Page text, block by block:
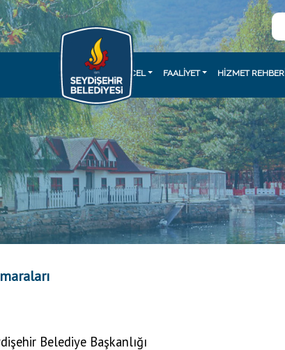
GÜNCEL FAALİYET HİZMET REHBERİ
Belediye Başkanlığı